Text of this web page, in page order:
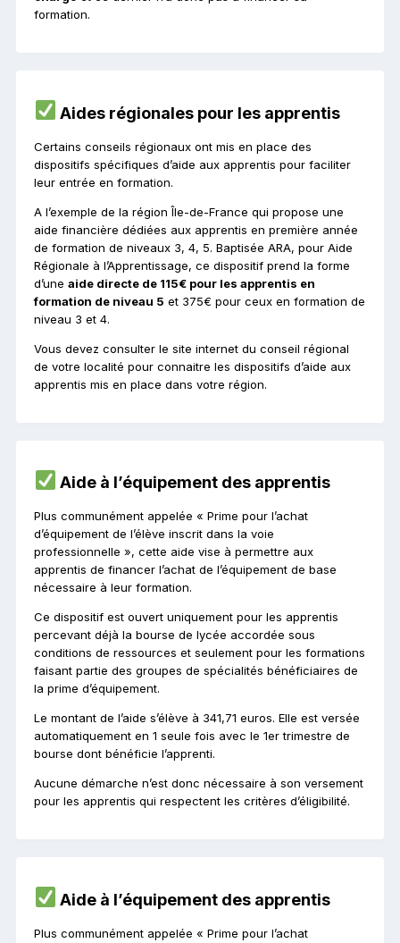
formation.
Aides régionales pour les apprentis
Certains conseils régionaux ont mis en place des
dispositifs spécifiques d’aide aux apprentis pour faciliter
leur entrée en formation.
A l’exemple de la région Île-de-France qui propose une
aide financière dédiées aux apprentis en première année
de formation de niveaux 3, 4, 5. Baptisée ARA, pour Aide
Régionale à l’Apprentissage, ce dispositif prend la forme
d’une aide directe de 115€ pour les apprentis en
formation de niveau 5 et 375€ pour ceux en formation de
niveau 3 et 4.
Vous devez consulter le site internet du conseil régional
de votre localité pour connaitre les dispositifs d’aide aux
apprentis mis en place dans votre région.
Aide à l’équipement des apprentis
Plus communément appelée « Prime pour l’achat
d’équipement de l’élève inscrit dans la voie
professionnelle », cette aide vise à permettre aux
apprentis de financer l’achat de l’équipement de base
nécessaire à leur formation.
Ce dispositif est ouvert uniquement pour les apprentis
percevant déjà la bourse de lycée accordée sous
conditions de ressources et seulement pour les formations
faisant partie des groupes de spécialités bénéficiaires de
la prime d’équipement.
Le montant de l’aide s’élève à 341,71 euros. Elle est versée
automatiquement en 1 seule fois avec le 1er trimestre de
bourse dont bénéficie l’apprenti.
Aucune démarche n’est donc nécessaire à son versement
pour les apprentis qui respectent les critères d’éligibilité.
Aide à l’équipement des apprentis
Plus communément appelée « Prime pour l’achat